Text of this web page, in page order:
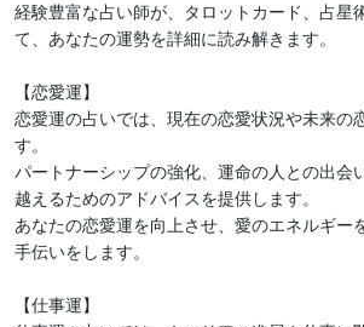
経験豊富な占い師が、タロットカード、占星
て、あなたの運勢を詳細に読み解きます。
【恋愛運】
恋愛運の占いでは、現在の恋愛状況や未来の
す。
パートナーシップの強化、運命の人との出会
越えるためのアドバイスを提供します。
あなたの恋愛運を向上させ、愛のエネルギー
手伝いをします。
【仕事運】